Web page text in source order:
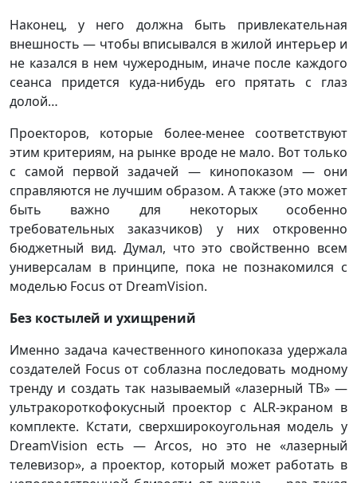
Наконец, у него должна быть привлекательная
внешность — чтобы вписывался в жилой интерьер и
не казался в нем чужеродным, иначе после каждого
сеанса придется куда-нибудь его прятать с глаз
долой…
Проекторов, которые более-менее соответствуют
этим критериям, на рынке вроде не мало. Вот только
с самой первой задачей — кинопоказом — они
справляются не лучшим образом. А также (это может
быть важно для некоторых особенно
требовательных заказчиков) у них откровенно
бюджетный вид. Думал, что это свойственно всем
универсалам в принципе, пока не познакомился с
моделью Focus от DreamVision.
Без костылей и ухищрений
Именно задача качественного кинопоказа удержала
создателей Focus от соблазна последовать модному
тренду и создать так называемый «лазерный ТВ» —
ультракороткофокусный проектор с ALR-экраном в
комплекте. Кстати, сверхширокоугольная модель у
DreamVision есть — Arcos, но это не «лазерный
телевизор», а проектор, который может работать в